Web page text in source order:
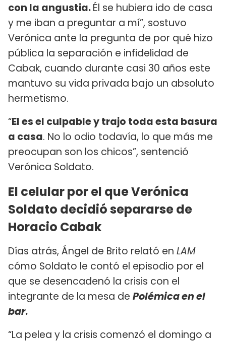
con la angustia.Él se hubiera ido de casa
y me iban a preguntar a mí”, sostuvo
Verónica ante la pregunta de por qué hizo
pública la separación e infidelidad de
Cabak, cuando durante casi 30 años este
mantuvo su vida privada bajo un absoluto
hermetismo.
“El es el culpable y trajo toda esta basura
a casa. No lo odio todavía, lo que más me
preocupan son los chicos”, sentenció
Verónica Soldato.
El celular por el que Verónica
Soldato decidió separarse de
Horacio Cabak
Días atrás, Ángel de Brito relató en LAM
cómo Soldato le contó el episodio por el
que se desencadenó la crisis con el
integrante de la mesa de Polémica en el
bar.
“La pelea y la crisis comenzó el domingo a